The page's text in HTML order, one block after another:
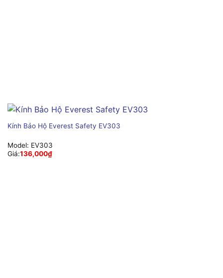
Kính Bảo Hộ Everest Safety EV303
Model: EV303
Giá:136,000₫